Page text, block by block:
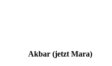
Akbar (jetzt Mara)